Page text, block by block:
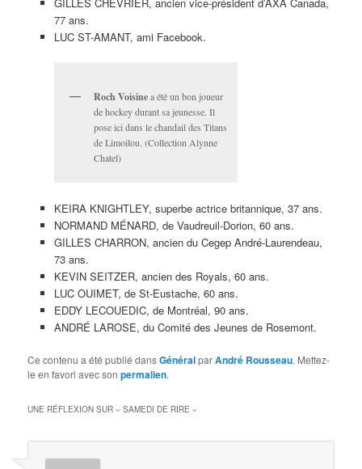
77 ans.
LUC ST-AMANT, ami Facebook.
Roch Voisinea été un bon joueur
de hockey durant sa jeunesse. Il
pose ici dans le chandail des Titans
de Limoilou. (Collection Alynne
Chatel)
KEIRA KNIGHTLEY, superbe actrice britannique, 37 ans.
NORMAND MÉNARD, de Vaudreuil-Dorion, 60 ans.
GILLES CHARRON, ancien du Cegep André-Laurendeau,
73 ans.
KEVIN SEITZER, ancien des Royals, 60 ans.
LUC OUIMET, de St-Eustache, 60 ans.
EDDY LECOUEDIC, de Montréal, 90 ans.
ANDRÉ LAROSE, du Comité des Jeunes de Rosemont.
Ce contenu a été publié dansGénéralparAndré Rousseau. Mettez-
le en favori avec sonpermalien.
UNE RÉFLEXION SUR «SAMEDI DE RIRE »